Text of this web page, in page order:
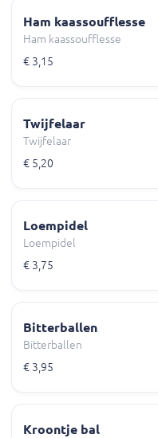
Ham kaassoufflesse
Ham kaassoufflesse
€ 3,15
Twijfelaar
Twijfelaar
€ 5,20
Loempidel
Loempidel
€ 3,75
Bitterballen
Bitterballen
€ 3,95
Kroontje bal